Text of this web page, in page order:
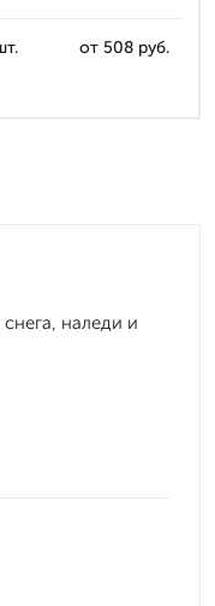
от 508 руб.
наледи и